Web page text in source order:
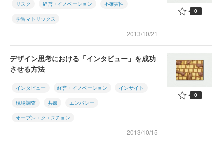
リスク 経営・イノベーション 不確実性
学習マトリックス
2013/10/21
0
デザイン思考における「インタビュー」を成功
させる方法
インタビュー 経営・イノベーション インサイト
現場調査 共感 エンパシー
オープン・クエスチョン
2013/10/15
0